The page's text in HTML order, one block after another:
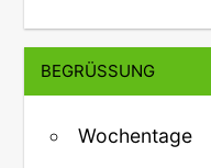
BEGRÜSSUNG
Wochentage